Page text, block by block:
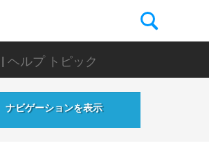
| ヘルプ トピック
ナビゲーションを表示